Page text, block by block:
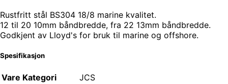
Rustfritt stål BS304 18/8 marine kvalitet.
12 til 20 10mm båndbredde, fra 22 13mm båndbredde.
Godkjent av Lloyd's for bruk til marine og offshore.
Spesifikasjon
Vare Kategori
JCS